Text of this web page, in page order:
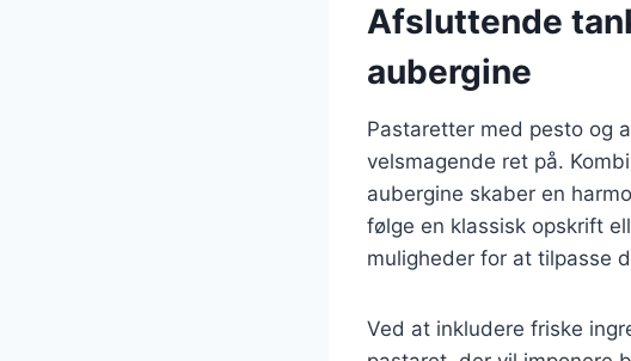
Afsluttende
aubergine
Pastaretter med pesto og
velsmagende ret på.
aubergine skaber en
følge en klassisk opskrift
muligheder for at tilpasse
Ved at inkludere friske